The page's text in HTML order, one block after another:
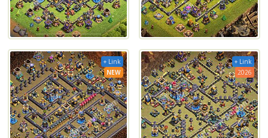
+ Link
NEW
+ Link
2026